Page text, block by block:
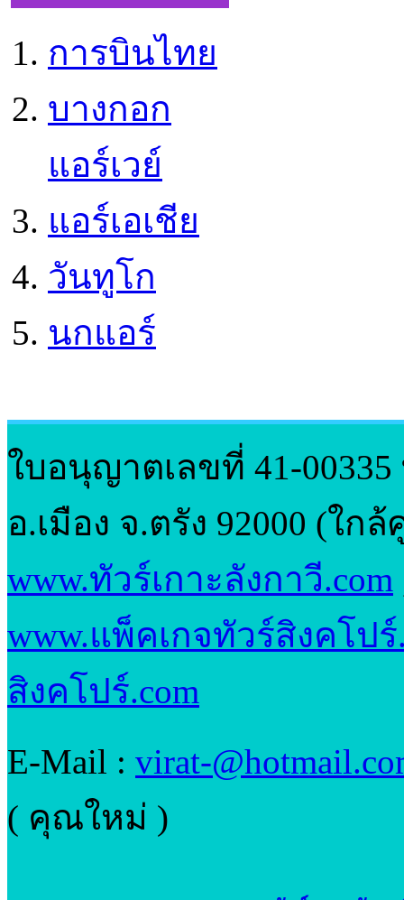
การบินไทย
บางกอก
แอร์เวย์
แอร์เอเชีย
วันทูโก
นกแอร์
ใบอนุญาตเลขที่ 41-
อ.เมือง จ.ตรัง 92000 (ใ
www.ทัวร์เกาะลังกาวี.com
www.แพ็คเกจทัวร์สิงคโปร์
สิงคโปร์.com
E-Mail : virat-
( คุณใหม่ )